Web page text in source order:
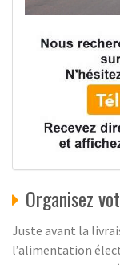
Organisez
Juste avant la
l’alimentation